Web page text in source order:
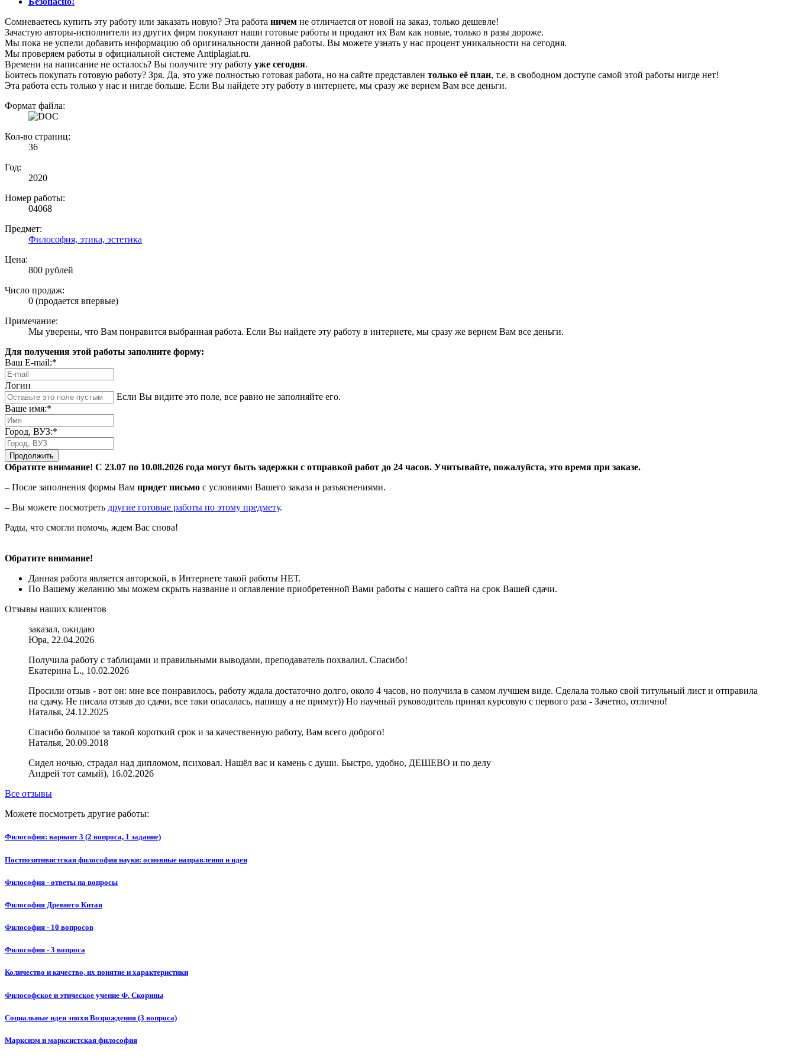
Сомневаетесь купить эту работу или заказать новую? Эта работа ничем не отличается от новой на заказ, только дешевле!
Зачастую авторы-исполнители из других фирм покупают наши готовые работы и продают их Вам как новые, только в разы дороже.
Мы пока не успели добавить информацию об оригинальности данной работы. Вы можете узнать у нас процент уникальности на сегодня.
Мы проверяем работы в официальной системе Аntiplagiat.ru.
Времени на написание не осталось? Вы получите эту работу уже сегодня.
Боитесь покупать готовую работу? Зря. Да, это уже полностью готовая работа, но на сайте представлен только её план, т.е. в свободном доступе самой этой работы нигде нет!
Эта работа есть только у нас и нигде больше. Если Вы найдете эту работу в интернете, мы сразу же вернем Вам все деньги.
Формат файла:
Кол-во страниц:
36
Год:
2020
Номер работы:
04068
Предмет:
Философия, этика, эстетика
Цена:
800 рублей
Число продаж:
0 (продается впервые)
Примечание:
Мы уверены, что Вам понравится выбранная работа. Если Вы найдете эту работу в интернете, мы сразу же вернем Вам все деньги.
Для получения этой работы заполните форму:
Ваш E-mail:*
Логин
Если Вы видите это поле, все равно не заполняйте его.
Ваше имя:*
Город, ВУЗ:*
Продолжить
Обратите внимание! С 23.07 по 10.08.2026 года могут быть задержки с отправкой работ до 24 часов. Учитывайте, пожалуйста, это время при заказе.
– После заполнения формы Вам придет письмо с условиями Вашего заказа и разъяснениями.
– Вы можете посмотреть другие готовые работы по этому предмету.
Рады, что смогли помочь, ждем Вас снова!
Обратите внимание!
Данная работа является авторской, в Интернете такой работы НЕТ.
По Вашему желанию мы можем скрыть название и оглавление приобретенной Вами работы с нашего сайта на срок Вашей сдачи.
Отзывы наших клиентов
заказал, ожидаю
Юра, 22.04.2026
Получила работу с таблицами и правильными выводами, преподаватель похвалил. Спасибо!
Екатерина L., 10.02.2026
Просили отзыв - вот он: мне все понравилось, работу ждала достаточно долго, около 4 часов, но получила в самом лучшем виде. Сделала только свой титульный лист и отправила
на сдачу. Не писала отзыв до сдачи, все таки опасалась, напишу а не примут)) Но научный руководитель принял курсовую с первого раза - Зачетно, отлично!
Наталья, 24.12.2025
Спасибо большое за такой короткий срок и за качественную работу, Вам всего доброго!
Наталья, 20.09.2018
Сидел ночью, страдал над дипломом, психовал. Нашёл вас и камень с души. Быстро, удобно, ДЕШЕВО и по делу
Андрей тот самый), 16.02.2026
Все отзывы
Можете посмотреть другие работы:
Философия: вариант 3 (2 вопроса, 1 задание)
Постпозитивистская философия науки: основные направления и идеи
Философия - ответы на вопросы
Философия Древнего Китая
Философия - 10 вопросов
Философия - 3 вопроса
Количество и качество, их понятие и характеристики
Философское и этическое учение Ф. Скорины
Социальные идеи эпохи Возрождения (3 вопроса)
Марксизм и марксистская философия